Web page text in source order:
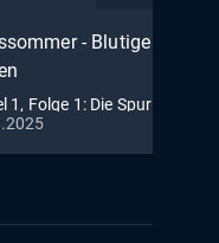
- Blutige
1, Folge 1: Die Spur